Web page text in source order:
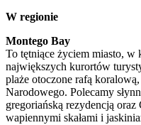
W regionie
Montego Bay
To tętniące życiem miasto, w
największych kurortów
plaże otoczone rafą
Narodowego. Polecamy
gregoriańską rezydencją
wapiennymi skałami i